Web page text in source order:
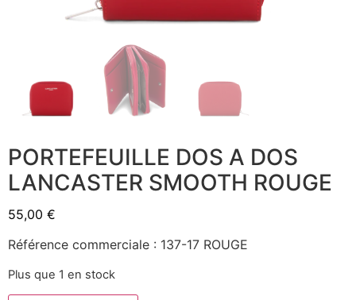
PORTEFEUILLE DOS A DOS
LANCASTER SMOOTH ROUGE
55,00 €
Référence commerciale : 137-17 ROUGE
Plus que 1 en stock